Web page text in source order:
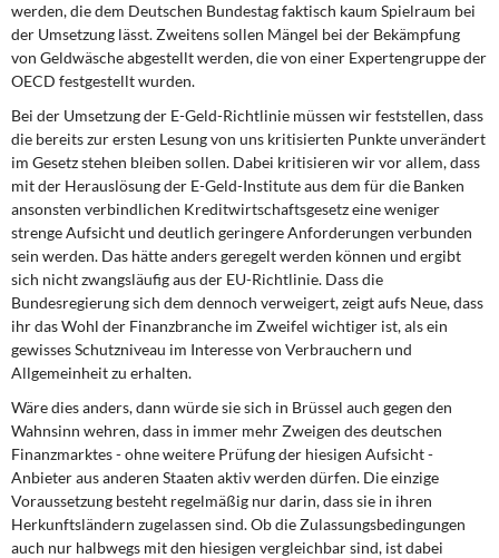
DIE LINKE
Weitere Themen
Memo-Gruppe
Institut Solidarische Moderne
Rosa-Luxemburg-Stiftung
Über mich
Kontakt
werden, die dem Deutschen Bundestag faktisch kaum Spielraum bei
der Umsetzung lässt. Zweitens sollen Mängel bei der Bekämpfung
von Geldwäsche abgestellt werden, die von einer Expertengruppe der
OECD festgestellt wurden.
Bei der Umsetzung der E-Geld-Richtlinie müssen wir feststellen, dass
die bereits zur ersten Lesung von uns kritisierten Punkte unverändert
im Gesetz stehen bleiben sollen. Dabei kritisieren wir vor allem, dass
mit der Herauslösung der E-Geld-Institute aus dem für die Banken
ansonsten verbindlichen Kreditwirtschaftsgesetz eine weniger
strenge Aufsicht und deutlich geringere Anforderungen verbunden
sein werden. Das hätte anders geregelt werden können und ergibt
sich nicht zwangsläufig aus der EU-Richtlinie. Dass die
Bundesregierung sich dem dennoch verweigert, zeigt aufs Neue, dass
ihr das Wohl der Finanzbranche im Zweifel wichtiger ist, als ein
gewisses Schutzniveau im Interesse von Verbrauchern und
Allgemeinheit zu erhalten.
Wäre dies anders, dann würde sie sich in Brüssel auch gegen den
Wahnsinn wehren, dass in immer mehr Zweigen des deutschen
Finanzmarktes - ohne weitere Prüfung der hiesigen Aufsicht -
Anbieter aus anderen Staaten aktiv werden dürfen. Die einzige
Voraussetzung besteht regelmäßig nur darin, dass sie in ihren
Herkunftsländern zugelassen sind. Ob die Zulassungsbedingungen
auch nur halbwegs mit den hiesigen vergleichbar sind, ist dabei